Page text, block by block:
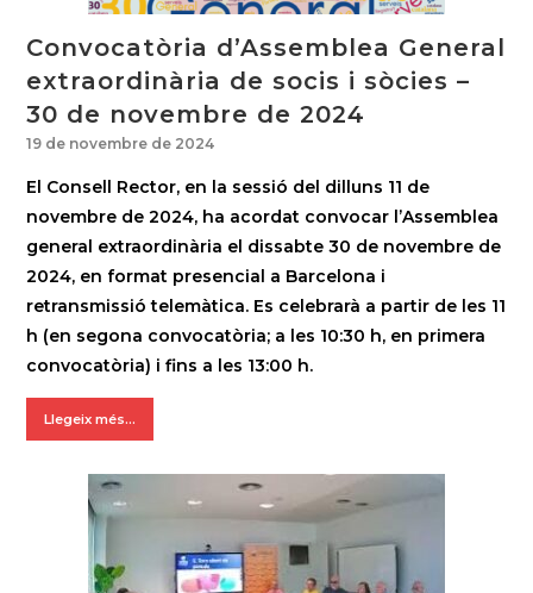
Convocatòria d’Assemblea General
extraordinària de socis i sòcies –
30 de novembre de 2024
19 de novembre de 2024
El Consell Rector, en la sessió del dilluns 11 de
novembre de 2024, ha acordat convocar l’Assemblea
general extraordinària el dissabte 30 de novembre de
2024, en format presencial a Barcelona i
retransmissió telemàtica. Es celebrarà a partir de les 11
h (en segona convocatòria; a les 10:30 h, en primera
convocatòria) i fins a les 13:00 h.
Llegeix més...